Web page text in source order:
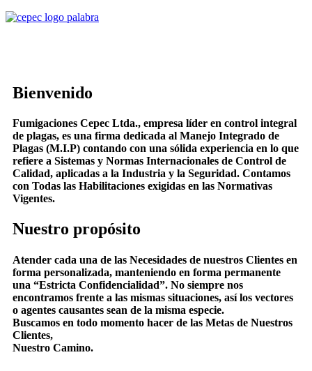
Bienvenido
Fumigaciones Cepec Ltda., empresa líder en control integral
de plagas, es una firma dedicada al Manejo Integrado de
Plagas (M.I.P) contando con una sólida experiencia en lo que
refiere a Sistemas y Normas Internacionales de Control de
Calidad, aplicadas a la Industria y la Seguridad. Contamos
con Todas las Habilitaciones exigidas en las Normativas
Vigentes.
Nuestro propósito
Atender cada una de las Necesidades de nuestros Clientes en
forma personalizada, manteniendo en forma permanente
una “Estricta Confidencialidad”. No siempre nos
encontramos frente a las mismas situaciones, así los vectores
o agentes causantes sean de la misma especie.
Buscamos en todo momento hacer de las Metas de Nuestros
Clientes,
Nuestro Camino.